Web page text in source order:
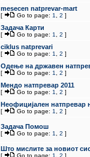
mesecen natprevar-mart
[ Go to page: 1 2 ]
Задача Карти
[ Go to page: 1 2 ]
ciklus natprevari
[ Go to page: 1 2 ]
Одење на државен
[ Go to page: 1 2 ]
Мендо натпревар 2011
[ Go to page: 1 2 ]
Неофицијален натпревар
[ Go to page: 1 2 ]
Задача Помош
[ Go to page: 1 2 ]
Што мислите за новиот
[ Go to page: 1 2 ]